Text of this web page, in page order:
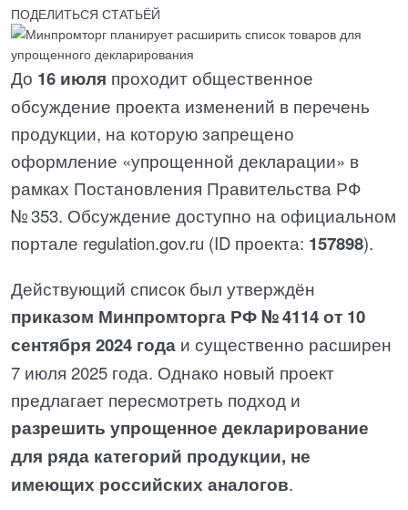
ПОДЕЛИТЬСЯ СТАТЬЁЙ
До 16 июля проходит общественное
обсуждение проекта изменений в перечень
продукции, на которую запрещено
оформление «упрощенной декларации» в
рамках Постановления Правительства РФ
№ 353. Обсуждение доступно на официальном
портале regulation.gov.ru (ID проекта: 157898).
Действующий список был утверждён
приказом Минпромторга РФ № 4114 от 10
сентября 2024 года и существенно расширен
7 июля 2025 года. Однако новый проект
предлагает пересмотреть подход и
разрешить упрощенное декларирование
для ряда категорий продукции, не
имеющих российских аналогов.